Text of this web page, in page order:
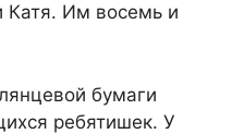
Катя. Им восемь и
бумаги
ребятишек. У